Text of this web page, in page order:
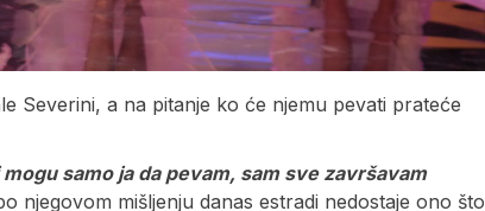
Severini, a na pitanje ko će njemu pevati prateće
samo ja da pevam, sam sve završavam
njegovom mišljenju danas estradi nedostaje ono što